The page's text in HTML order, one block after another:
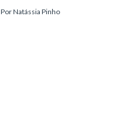
autolimitados até situações de extrem
PorNatássia Pinho